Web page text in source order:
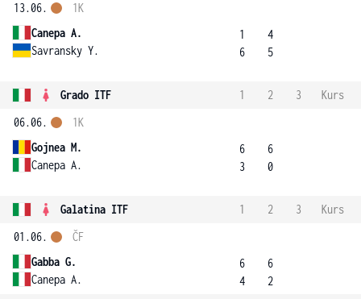
13.06.
Canepa A.
Savransky Y.
1K
1
6
4
5
Grado ITF 1 2 3
Kurs
06.06.
Gojnea M.
Canepa A.
1K
6
3
6
0
Galatina ITF 1 2 3
Kurs
01.06.
Gabba G.
Canepa A.
ČF
6
4
6
2